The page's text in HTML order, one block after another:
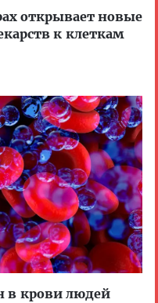
открывает новые
к клеткам
в крови людей